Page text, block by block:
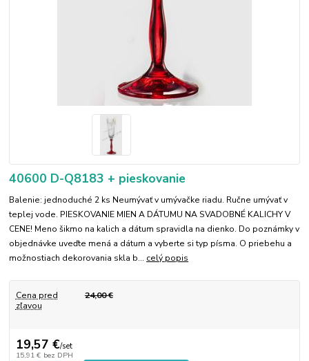
40600 D-Q8183 + pieskovanie
Balenie: jednoduché 2 ks Neumývať v umývačke riadu. Ručne umývať v
teplej vode. PIESKOVANIE MIEN A DÁTUMU NA SVADOBNÉ KALICHY V
CENE! Meno šikmo na kalich a dátum spravidla na dienko. Do poznámky v
objednávke uveďte mená a dátum a vyberte si typ písma. O priebehu a
možnostiach dekorovania skla b... celý popis
Cena pred
zľavou
24,00 €
19,57 €/set
15,91 € bez DPH